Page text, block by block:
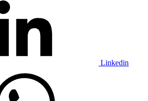
Linkedin